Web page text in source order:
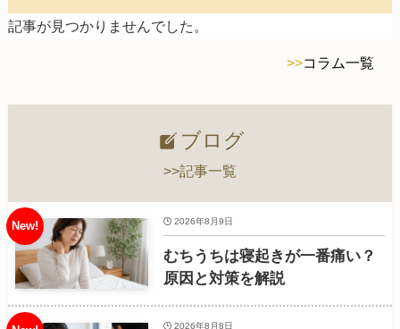
記事が見つかりませんでした。
>>コラム一覧
ブログ
>>記事一覧
むちうちは寝起きが一番痛い？
原因と対策を解説
2026年8月9日
2026年8月8日